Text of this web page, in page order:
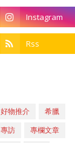
好物推介
希臘
專訪
專欄文章